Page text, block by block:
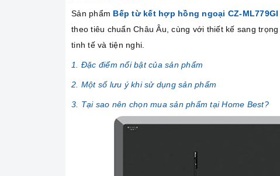
Sản phẩm Bếp từ kết hợp hồng ngoại CZ-ML779GI
theo tiêu chuẩn Châu Âu, cùng với thiết kế sang
tinh tế và tiện nghi.
1. Đặc điểm nổi bật của sản phẩm
2. Một số lưu ý khi sử dụng sản phẩm
3. Tại sao nên chọn mua sản phẩm tại Home Best?